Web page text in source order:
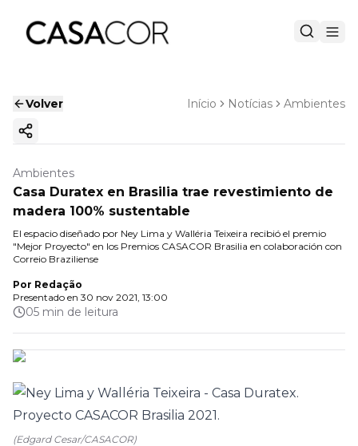
Volver Início Notícias Ambientes
Copiar enlace
Ambientes
Casa Duratex en Brasilia trae revestimiento de
madera 100% sustentable
El espacio diseñado por Ney Lima y Walléria Teixeira recibió el premio
"Mejor Proyecto" en los Premios CASACOR Brasilia en colaboración con
Correio Braziliense
Por Redação
Presentado en 30 nov 2021, 13:00
05 min de leitura
(Edgard Cesar/CASACOR)